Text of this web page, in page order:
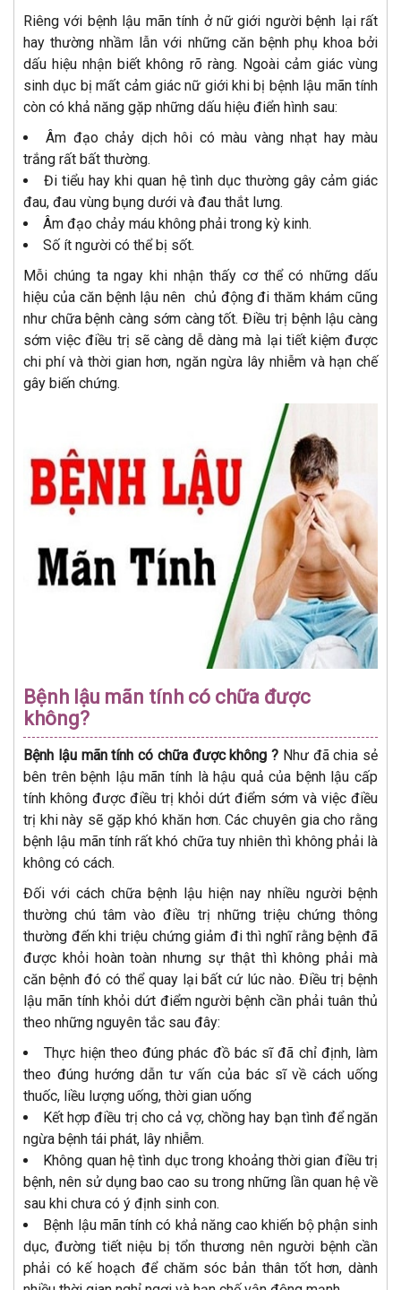
Riêng với bệnh lậu mãn tính ở nữ giới người bệnh lại rất
hay thường nhầm lẫn với những căn bệnh phụ khoa bởi
dấu hiệu nhận biết không rõ ràng. Ngoài cảm giác vùng
sinh dục bị mất cảm giác nữ giới khi bị bệnh lậu mãn tính
còn có khả năng gặp những dấu hiệu điển hình sau:
Âm đạo chảy dịch hôi có màu vàng nhạt hay màu
trắng rất bất thường.
Đi tiểu hay khi quan hệ tình dục thường gây cảm giác
đau, đau vùng bụng dưới và đau thắt lưng.
Âm đạo chảy máu không phải trong kỳ kinh.
Số ít người có thể bị sốt.
Mỗi chúng ta ngay khi nhận thấy cơ thể có những dấu
hiệu của căn bệnh lậu nên chủ động đi thăm khám cũng
như chữa bệnh càng sớm càng tốt. Điều trị bệnh lậu càng
sớm việc điều trị sẽ càng dễ dàng mà lại tiết kiệm được
chi phí và thời gian hơn, ngăn ngừa lây nhiễm và hạn chế
gây biến chứng.
Bệnh lậu mãn tính có chữa được
không?
Bệnh lậu mãn tính có chữa được không ? Như đã chia sẻ
bên trên bệnh lậu mãn tính là hậu quả của bệnh lậu cấp
tính không được điều trị khỏi dứt điểm sớm và việc điều
trị khi này sẽ gặp khó khăn hơn. Các chuyên gia cho rằng
bệnh lậu mãn tính rất khó chữa tuy nhiên thì không phải là
không có cách.
Đối với cách chữa bệnh lậu hiện nay nhiều người bệnh
thường chú tâm vào điều trị những triệu chứng thông
thường đến khi triệu chứng giảm đi thì nghĩ rằng bệnh đã
được khỏi hoàn toàn nhưng sự thật thì không phải mà
căn bệnh đó có thể quay lại bất cứ lúc nào. Điều trị bệnh
lậu mãn tính khỏi dứt điểm người bệnh cần phải tuân thủ
theo những nguyên tắc sau đây:
Thực hiện theo đúng phác đồ bác sĩ đã chỉ định, làm
theo đúng hướng dẫn tư vấn của bác sĩ về cách uống
thuốc, liều lượng uống, thời gian uống
Kết hợp điều trị cho cả vợ, chồng hay bạn tình để ngăn
ngừa bệnh tái phát, lây nhiễm.
Không quan hệ tình dục trong khoảng thời gian điều trị
bệnh, nên sử dụng bao cao su trong những lần quan hệ về
sau khi chưa có ý định sinh con.
Bệnh lậu mãn tính có khả năng cao khiến bộ phận sinh
dục, đường tiết niệu bị tổn thương nên người bệnh cần
phải có kế hoạch để chăm sóc bản thân tốt hơn, dành